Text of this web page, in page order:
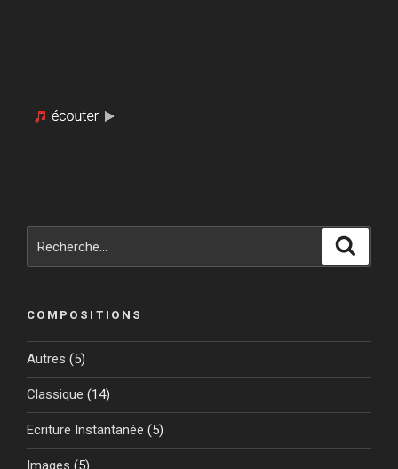
pour
COMPOSITIONS
Autres (5)
Classique (14)
Ecriture Instantanée (5)
Images (5)